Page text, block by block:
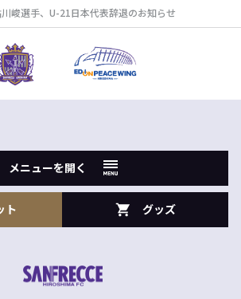
峻選手、U-21日本代表辞退のお知らせ
メニューを開く
ト グッズ